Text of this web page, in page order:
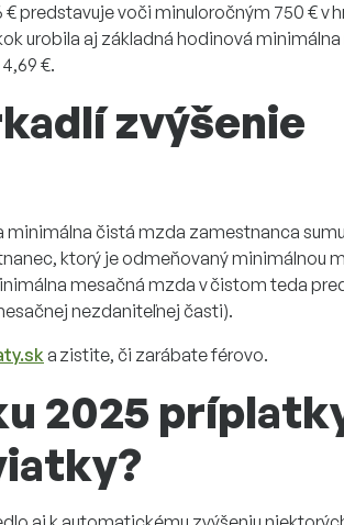
predstavuje voči minuloročným 750 € v
urobila aj základná hodinová
€.
zvýšenie
čistá mzda zamestnanca sumu
ktorý je odmeňovaný minimálnou
mesačná mzda v čistom teda
nezdaniteľnej časti).
a zistite, či zarábate férovo.
2025